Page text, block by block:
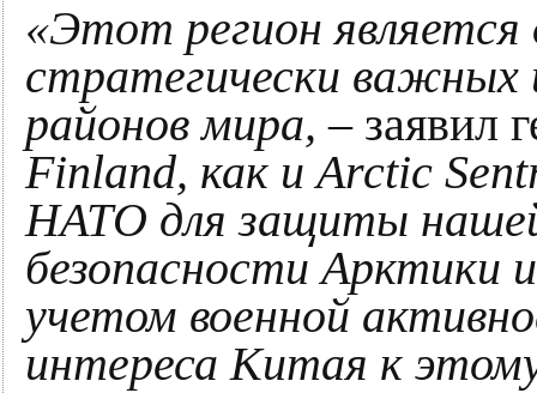
«Этот регион является
стратегически важных
районов мира, – заявил
Finland, как и Arctic
НАТО для защиты
безопасности Арктики
учетом военной
интереса Китая к